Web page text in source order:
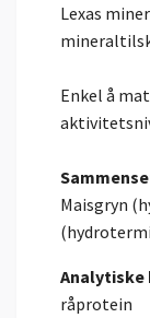
Lexas
Enkel å
Maisgryn
Analytiske
råprotein